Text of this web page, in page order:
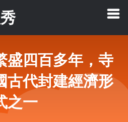
盛四百多年，寺
古代封建經濟形
之一